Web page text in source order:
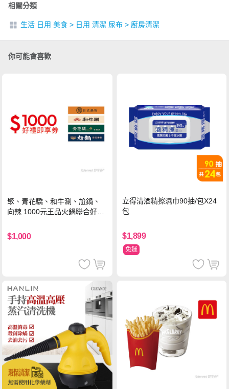
相關分類
生活 日用 美食 > 日用 清潔 尿布 > 廚房清潔
你可能會喜歡
聚、青花驕、和牛涮、尬鍋、
向辣 1000元王品火鍋聯合好禮
$1,000
立得清酒精擦濕巾90抽/包X24
包
$1,899
免運